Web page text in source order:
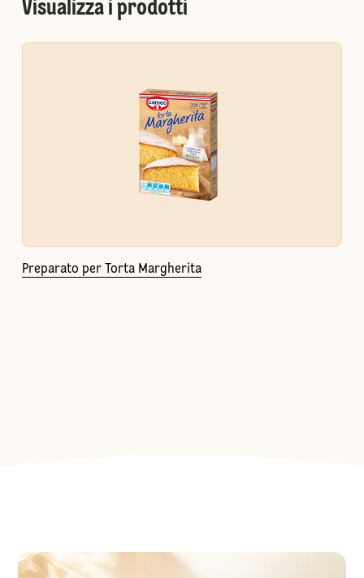
Visualizza i prodotti
Preparato per Torta Margherita